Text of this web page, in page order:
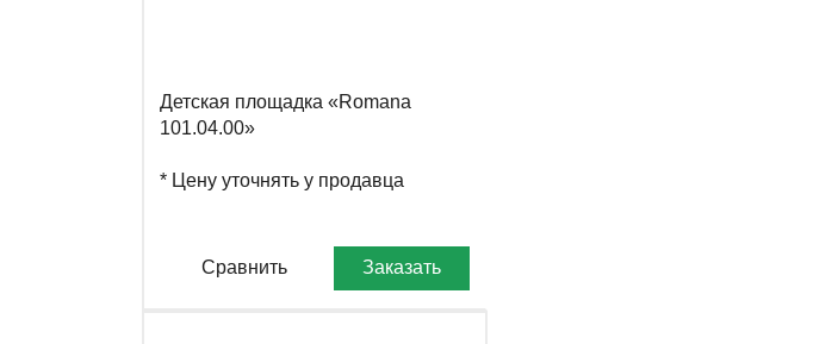
Детская площадка «Romana
101.04.00»
* Цену уточнять у продавца
Сравнить Заказать